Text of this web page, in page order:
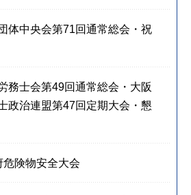
体中央会第71回通常総会・祝
務士会第49回通常総会・大阪
政治連盟第47回定期大会・懇
険物安全大会